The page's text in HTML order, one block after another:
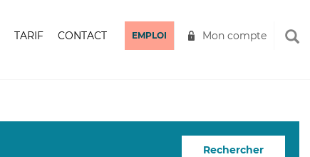
TARIF CONTACT EMPLOI Mon compte
Rechercher